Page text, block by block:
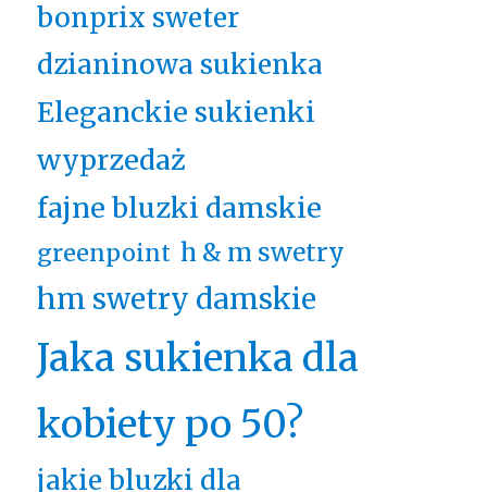
bonprix sweter
dzianinowa sukienka
Eleganckie sukienki
wyprzedaż
fajne bluzki damskie
greenpoint h & m swetry
hm swetry damskie
Jaka sukienka dla
kobiety po 50?
jakie bluzki dla